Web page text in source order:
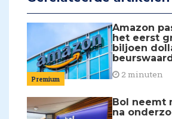
Premium
Amazon
het eerst
biljoen
2 minuten
Bol neemt
na